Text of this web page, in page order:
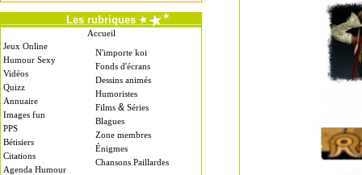
Les rubriques
Accueil
Jeux Online
Humour Sexy
Vidéos
Quizz
Annuaire
Images fun
PPS
Bétisiers
Citations
Agenda Humour
N'importe koi
Fonds d'écrans
Dessins animés
Humoristes
Films & Séries
Blagues
Zone membres
Énigmes
Chansons Paillardes